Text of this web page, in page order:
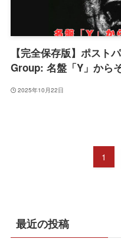
【完全保存版】ポスト
Group: 名盤「Y」から
2025年10月22日
1
最近の投稿